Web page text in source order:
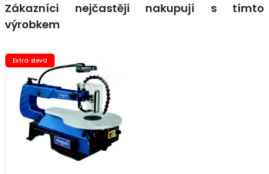
Zákazníci nejčastěji nakupují s tímto
výrobkem
Extra sleva